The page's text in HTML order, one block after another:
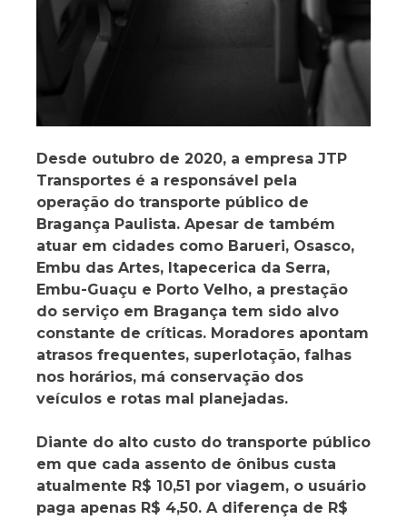
Desde outubro de 2020, a empresa JTP
Transportes é a responsável pela
operação do transporte público de
Bragança Paulista. Apesar de também
atuar em cidades como Barueri, Osasco,
Embu das Artes, Itapecerica da Serra,
Embu-Guaçu e Porto Velho, a prestação
do serviço em Bragança tem sido alvo
constante de críticas. Moradores apontam
atrasos frequentes, superlotação, falhas
nos horários, má conservação dos
veículos e rotas mal planejadas.
Diante do alto custo do transporte público
em que cada assento de ônibus custa
atualmente R$ 10,51 por viagem, o usuário
paga apenas R$ 4,50. A diferença de R$